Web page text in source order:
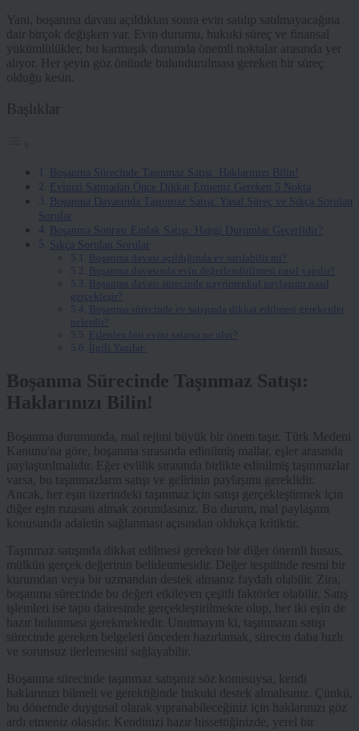
Yani, boşanma davası açıldıktan sonra evin satılıp satılmayacağına
dair birçok değişken var. Evin durumu, hukuki süreç ve finansal
yükümlülükler, bu karmaşık durumda önemli noktalar arasında yer
alıyor. Her şeyin göz önünde bulundurulması gereken bir süreç
olduğu kesin.
Başlıklar
Boşanma Sürecinde Taşınmaz Satışı: Haklarınızı Bilin!
Evinizi Satmadan Önce Dikkat Etmeniz Gereken 5 Nokta
Boşanma Davasında Taşınmaz Satışı: Yasal Süreç ve Sıkça Sorulan
Sorular
Boşanma Sonrası Emlak Satışı: Hangi Durumlar Geçerlidir?
Sıkça Sorulan Sorular
Boşanma davası açıldığında ev satılabilir mi?
Boşanma davasında evin değerlendirilmesi nasıl yapılır?
Boşanma davası sürecinde gayrimenkul paylaşımı nasıl
gerçekleşir?
Boşanma sürecinde ev satışında dikkat edilmesi gerekenler
nelerdir?
Eşlerden biri evini satarsa ne olur?
İlgili Yazılar:
Boşanma Sürecinde Taşınmaz Satışı:
Haklarınızı Bilin!
Boşanma durumunda, mal rejimi büyük bir önem taşır. Türk Medeni
Kanunu'na göre, boşanma sırasında edinilmiş mallar, eşler arasında
paylaştırılmalıdır. Eğer evlilik sırasında birlikte edinilmiş taşınmazlar
varsa, bu taşınmazların satışı ve gelirinin paylaşımı gereklidir.
Ancak, her eşin üzerindeki taşınmaz için satışı gerçekleştirmek için
diğer eşin rızasını almak zorundasınız. Bu durum, mal paylaşımı
konusunda adaletin sağlanması açısından oldukça kritiktir.
Taşınmaz satışında dikkat edilmesi gereken bir diğer önemli husus,
mülkün gerçek değerinin belirlenmesidir. Değer tespitinde resmi bir
kurumdan veya bir uzmandan destek almanız faydalı olabilir. Zira,
boşanma sürecinde bu değeri etkileyen çeşitli faktörler olabilir. Satış
işlemleri ise tapu dairesinde gerçekleştirilmekte olup, her iki eşin de
hazır bulunması gerekmektedir. Unutmayın ki, taşınmazın satışı
sürecinde gereken belgeleri önceden hazırlamak, sürecin daha hızlı
ve sorunsuz ilerlemesini sağlayabilir.
Boşanma sürecinde taşınmaz satışınız söz konusuysa, kendi
haklarınızı bilmeli ve gerektiğinde hukuki destek almalısınız. Çünkü,
bu dönemde duygusal olarak yıpranabileceğiniz için haklarınızı göz
ardı etmeniz olasıdır. Kendinizi hazır hissettiğinizde, yerel bir